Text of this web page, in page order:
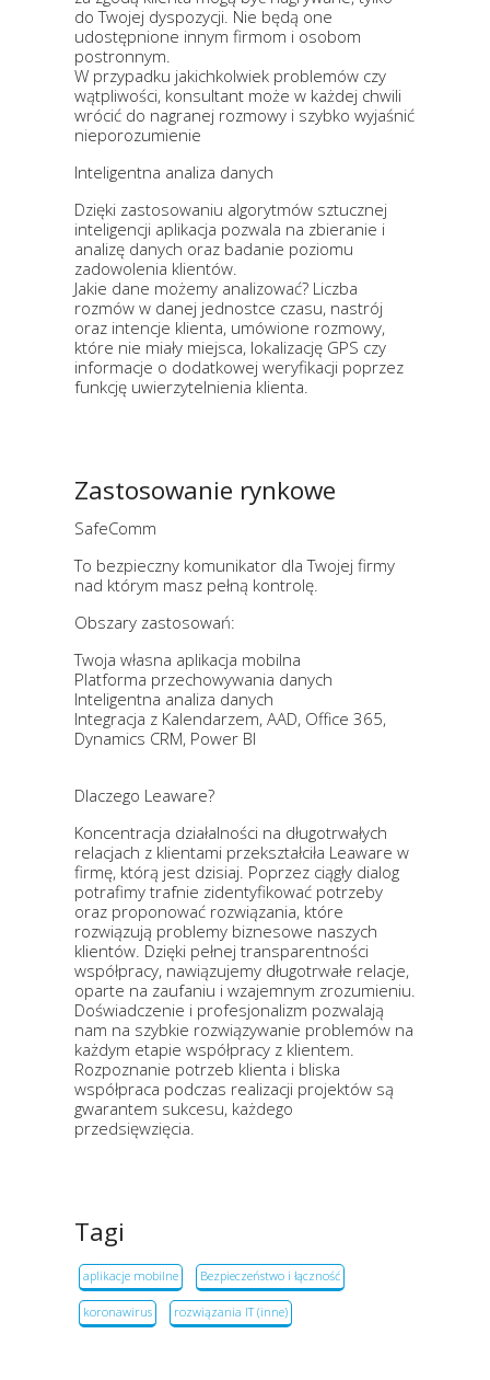
do Twojej dyspozycji. Nie będą one
udostępnione innym firmom i osobom
postronnym.​
W przypadku jakichkolwiek problemów czy
wątpliwości, konsultant może w każdej chwili
wrócić do nagranej rozmowy i szybko wyjaśnić
nieporozumienie​
Inteligentna analiza danych​
Dzięki zastosowaniu algorytmów sztucznej
inteligencji aplikacja pozwala na zbieranie i
analizę danych oraz badanie poziomu
zadowolenia klientów.​
Jakie dane możemy analizować? Liczba
rozmów w danej jednostce czasu, nastrój
oraz intencje klienta, umówione rozmowy,
które nie miały miejsca, lokalizację GPS czy
informacje o dodatkowej weryfikacji poprzez
funkcję uwierzytelnienia klienta.​
Zastosowanie rynkowe
SafeComm​
To bezpieczny komunikator dla Twojej firmy
nad którym masz pełną kontrolę.​​
Obszary zastosowań:​
Twoja własna aplikacja mobilna​
Platforma przechowywania danych​
Inteligentna analiza danych​
Integracja z Kalendarzem, AAD, Office 365,
Dynamics CRM, Power BI​
Dlaczego Leaware?
Koncentracja działalności na długotrwałych
relacjach z klientami przekształciła Leaware w
firmę, którą jest dzisiaj. Poprzez ciągły dialog
potrafimy trafnie zidentyfikować potrzeby
oraz proponować rozwiązania, które
rozwiązują problemy biznesowe naszych
klientów. Dzięki pełnej transparentności
współpracy, nawiązujemy długotrwałe relacje,
oparte na zaufaniu i wzajemnym zrozumieniu.
Doświadczenie i profesjonalizm pozwalają
nam na szybkie rozwiązywanie problemów na
każdym etapie współpracy z klientem.
Rozpoznanie potrzeb klienta i bliska
współpraca podczas realizacji projektów są
gwarantem sukcesu, każdego
przedsięwzięcia.​
Tagi
aplikacje mobilne Bezpieczeństwo i łączność
koronawirus rozwiązania IT (inne)